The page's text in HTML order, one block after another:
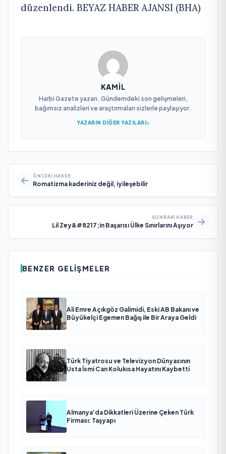
düzenlendi. BEYAZ HABER AJANSI (BHA)
KAMIL
Harbi Gazete yazarı. Gündemdeki son gelişmeleri,
bağımsız analizleri ve araştırmaları sizlerle paylaşıyor.
YAZARIN DIĞER YAZILARI
ÖNCEKI HABER
Romatizma kaderiniz değil, iyileşebilir
SONRAKI HABER
Lil Zey&#8217;in Başarısı Ülke Sınırlarını Aşıyor
BENZER GELIŞMELER
Ali Emre Açıkgöz Galimidi, Eski AB Bakanı ve
Büyükelçi Egemen Bağış ile Bir Araya Geldi
Türk Tiyatrosu ve Televizyon Dünyasının
Usta İsmi Can Kolukısa Hayatını Kaybetti
Almanya’da Dikkatleri Üzerine Çeken Türk
Firması: Taşyapı